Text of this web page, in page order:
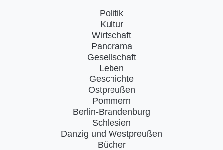
Politik
Kultur
Wirtschaft
Panorama
Gesellschaft
Leben
Geschichte
Ostpreußen
Pommern
Berlin-Brandenburg
Schlesien
Danzig und Westpreußen
Bücher